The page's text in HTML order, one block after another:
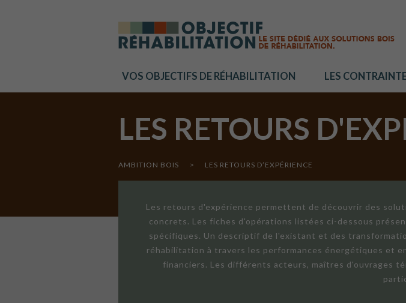
VOS OBJECTIFS DE RÉHABILITATION LES
LES RETOURS
AMBITION BOIS > LES RETOURS D’EXPÉRIENCE
Les retours d'expérience permettent de découvrir des
concrets. Les fiches d'opérations listées ci-dessous
spécifiques. Un descriptif de l'existant et des
réhabilitation à travers les performances énergétiques et
financiers. Les différents acteurs, maîtres d'ouvrages